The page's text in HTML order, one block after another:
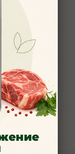
на горячей
3 часов.